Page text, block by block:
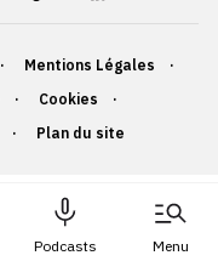
Podcasts Menu
Mentions Légales
Cookies
Plan du site